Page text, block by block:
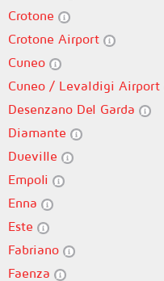
Crotone
Crotone Airport
Cuneo
Cuneo / Levaldigi Airport
Desenzano Del Garda
Diamante
Dueville
Empoli
Enna
Este
Fabriano
Faenza